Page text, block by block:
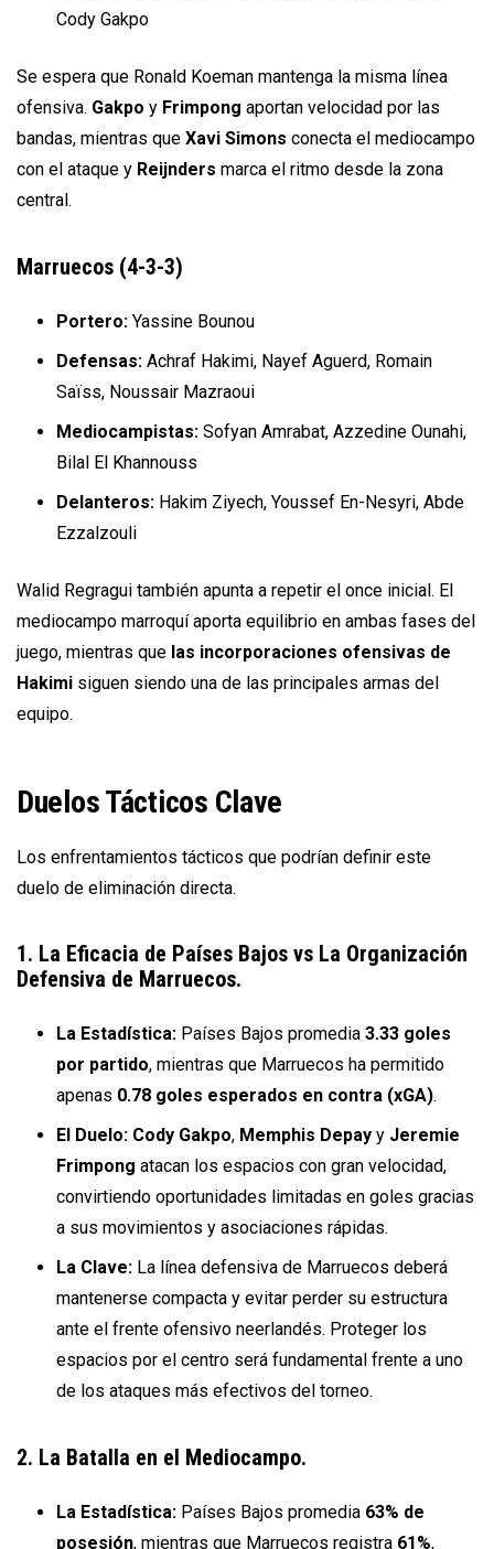
Cody Gakpo
Se espera que Ronald Koeman mantenga la misma línea
ofensiva. Gakpo y Frimpong aportan velocidad por las
bandas, mientras que Xavi Simons conecta el mediocampo
con el ataque y Reijnders marca el ritmo desde la zona
central.
Marruecos (4-3-3)
Portero: Yassine Bounou
Defensas: Achraf Hakimi, Nayef Aguerd, Romain
Saïss, Noussair Mazraoui
Mediocampistas: Sofyan Amrabat, Azzedine Ounahi,
Bilal El Khannouss
Delanteros: Hakim Ziyech, Youssef En-Nesyri, Abde
Ezzalzouli
Walid Regragui también apunta a repetir el once inicial. El
mediocampo marroquí aporta equilibrio en ambas fases del
juego, mientras que las incorporaciones ofensivas de
Hakimi siguen siendo una de las principales armas del
equipo.
Duelos Tácticos Clave
Los enfrentamientos tácticos que podrían definir este
duelo de eliminación directa.
1. La Eficacia de Países Bajos vs La Organización
Defensiva de Marruecos.
La Estadística: Países Bajos promedia 3.33 goles
por partido, mientras que Marruecos ha permitido
apenas 0.78 goles esperados en contra (xGA).
El Duelo: Cody Gakpo, Memphis Depay y Jeremie
Frimpong atacan los espacios con gran velocidad,
convirtiendo oportunidades limitadas en goles gracias
a sus movimientos y asociaciones rápidas.
La Clave: La línea defensiva de Marruecos deberá
mantenerse compacta y evitar perder su estructura
ante el frente ofensivo neerlandés. Proteger los
espacios por el centro será fundamental frente a uno
de los ataques más efectivos del torneo.
2. La Batalla en el Mediocampo.
La Estadística: Países Bajos promedia 63% de
posesión, mientras que Marruecos registra 61%,